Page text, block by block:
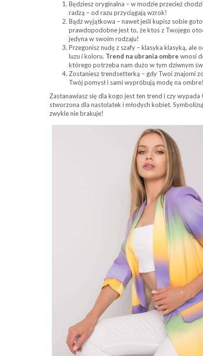
Będziesz oryginalna – w modzie przecież
radzą – od razu przyciągają wzrok!
Bądź wyjątkowa – nawet jeśli kupisz sobie
prawdopodobne jest to, że ktoś z Twojego
jedyna w swoim rodzaju!
Przegonisz nudę z szafy – klasyka klasyką, ale
luzu i koloru. Trend na ubrania ombre wnosi
którego potrzeba nam dużo w tym dziwnym
Zostaniesz trendsetterką – gdy Twoi znajomi
Twój pomysł i sami wypróbują modę na ombre!
Zastanawiasz się dla kogo jest ten trend i czy
stworzona dla nastolatek i młodych kobiet.
zwykle nie brakuje!